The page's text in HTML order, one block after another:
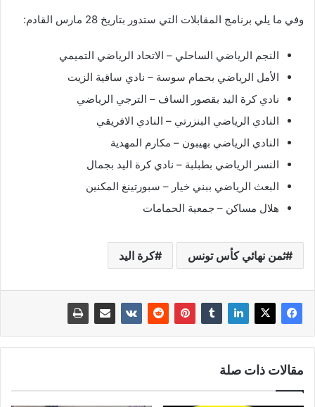
وفي ما يلي برنامج المقابلات التي ستدور بتاريخ 28 مارس القادم:
النجم الرياضي الساحلي – الاتحاد الرياضي التميمي
الأمل الرياضي بحمام سوسة – نادي ساقية الزيت
نادي كرة اليد بقصور الساف – الترجي الرياضي
النادي الرياضي البنزرتي – النادي الافريقي
النادي الرياضي بهيبون – مكارم المهدية
النسر الرياضي بطبلبة – نادي كرة اليد بجمال
البعث الرياضي ببني خيار – سبورتينغ المكنين
هلال مساكن – جمعية الحمامات
ثمن نهائي كأس تونس كرة اليد
مقالات ذات صلة